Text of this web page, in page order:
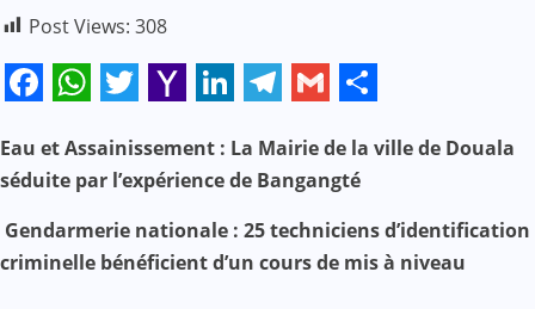
Post Views: 308
Mail
N
v
Eau et Assainissement : La Mairie de la ville de Douala
séduite par l’expérience de Bangangté
Gendarmerie nationale : 25 techniciens d’identification
criminelle bénéficient d’un cours de mis à niveau